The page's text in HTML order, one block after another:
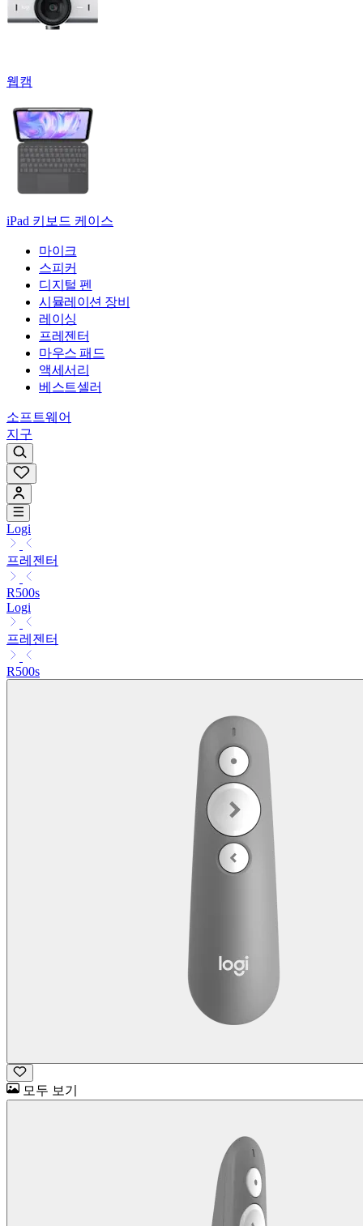
웹캠
iPad 키보드 케이스
마이크
스피커
디지털 펜
시뮬레이션 장비
레이싱
프레젠터
마우스 패드
액세서리
베스트셀러
소프트웨어
지구
Logi
프레젠터
R500s
Logi
프레젠터
R500s
모두 보기